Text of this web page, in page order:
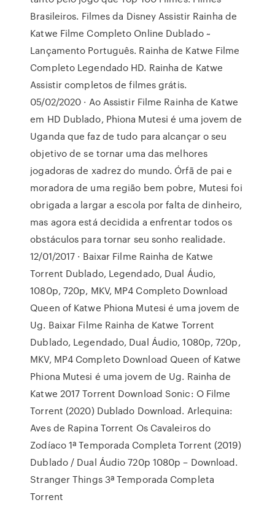
Brasileiros. Filmes da Disney Assistir Rainha de
Katwe Filme Completo Online Dublado ~
Lançamento Português. Rainha de Katwe Filme
Completo Legendado HD. Rainha de Katwe
Assistir completos de filmes grátis.
05/02/2020 · Ao Assistir Filme Rainha de Katwe
em HD Dublado, Phiona Mutesi é uma jovem de
Uganda que faz de tudo para alcançar o seu
objetivo de se tornar uma das melhores
jogadoras de xadrez do mundo. Órfã de pai e
moradora de uma região bem pobre, Mutesi foi
obrigada a largar a escola por falta de dinheiro,
mas agora está decidida a enfrentar todos os
obstáculos para tornar seu sonho realidade.
12/01/2017 · Baixar Filme Rainha de Katwe
Torrent Dublado, Legendado, Dual Áudio,
1080p, 720p, MKV, MP4 Completo Download
Queen of Katwe Phiona Mutesi é uma jovem de
Ug. Baixar Filme Rainha de Katwe Torrent
Dublado, Legendado, Dual Áudio, 1080p, 720p,
MKV, MP4 Completo Download Queen of Katwe
Phiona Mutesi é uma jovem de Ug. Rainha de
Katwe 2017 Torrent Download Sonic: O Filme
Torrent (2020) Dublado Download. Arlequina:
Aves de Rapina Torrent Os Cavaleiros do
Zodíaco 1ª Temporada Completa Torrent (2019)
Dublado / Dual Áudio 720p 1080p – Download.
Stranger Things 3ª Temporada Completa
Torrent